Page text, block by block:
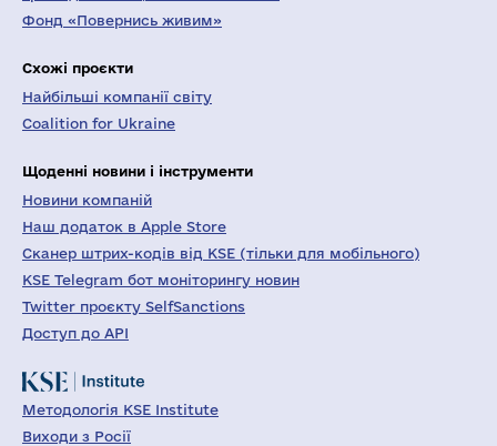
Фонд «Повернись живим»
Схожі проєкти
Найбільші компанії світу
Coalition for Ukraine
Щоденні новини і інструменти
Новини компаній
Наш додаток в Apple Store
Сканер штрих-кодів від KSE (тільки для мобільного)
KSE Telegram бот моніторингу новин
Twitter проєкту SelfSanctions
Доступ до API
Методологія KSE Institute
Виходи з Росії